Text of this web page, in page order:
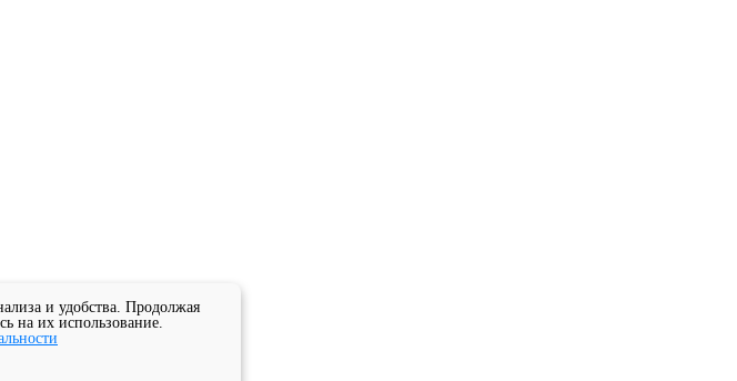
и удобства. Продолжая
на их использование.